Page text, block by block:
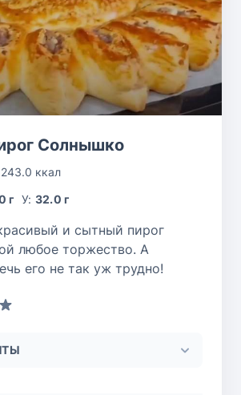
Солнышко
243.0 ккал
г У: 32.0 г
и сытный пирог
любое торжество. А
его не так уж трудно!